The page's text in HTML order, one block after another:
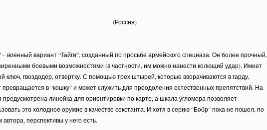
(Россия)
– военный вариант “Тайги”, созданный по просьбе армейского спецназа. Он более прочный,
боевыми возможностями (в частности, им можно нанести колющий удар). Имеет
ключ, гвоздодер, отвертку. С помощью трех штырей, которые вворачиваются в гарду,
превращается в “кошку” и может служить для преодоления естественных препятствий. На
предусмотрена линейка для ориентировки по карте, а шкала угломера позволяет
это холодное оружие в качестве секстанта. И хотя в серию “Бобр” пока не пошел, по
автора, перспективы у него есть.